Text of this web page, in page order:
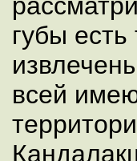
губы
всей